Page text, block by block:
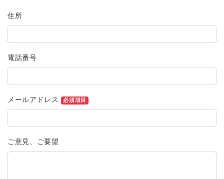
住所
電話番号
メールアドレス 必須項目
ご意見、ご要望